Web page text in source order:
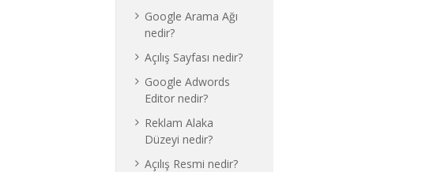
Google Arama Ağı
nedir?
Açılış Sayfası nedir?
Google Adwords
Editor nedir?
Reklam Alaka
Düzeyi nedir?
Açılış Resmi nedir?